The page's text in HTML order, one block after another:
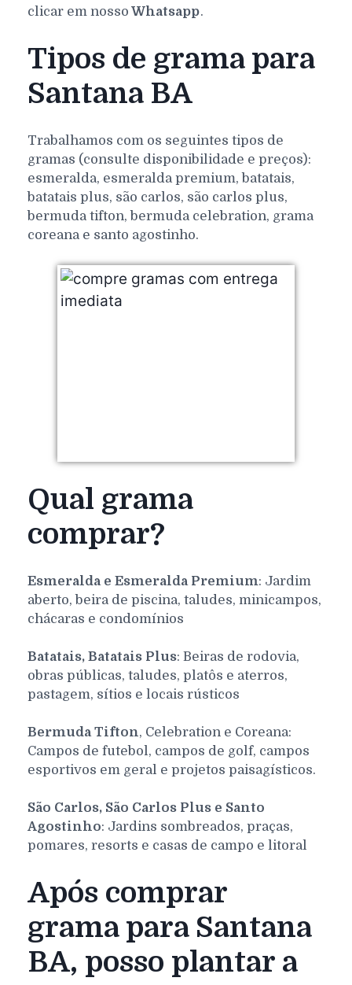
clicar em nosso Whatsapp.
Tipos de grama para
Santana BA
Trabalhamos com os seguintes tipos de
gramas (consulte disponibilidade e preços):
esmeralda, esmeralda premium, batatais,
batatais plus, são carlos, são carlos plus,
bermuda tifton, bermuda celebration, grama
coreana e santo agostinho.
Qual grama
comprar?
Esmeralda e Esmeralda Premium: Jardim
aberto, beira de piscina, taludes, minicampos,
chácaras e condomínios
Batatais, Batatais Plus: Beiras de rodovia,
obras públicas, taludes, platôs e aterros,
pastagem, sítios e locais rústicos
Bermuda Tifton, Celebration e Coreana:
Campos de futebol, campos de golf, campos
esportivos em geral e projetos paisagísticos.
São Carlos, São Carlos Plus e Santo
Agostinho: Jardins sombreados, praças,
pomares, resorts e casas de campo e litoral
Após comprar
grama para Santana
BA, posso plantar a